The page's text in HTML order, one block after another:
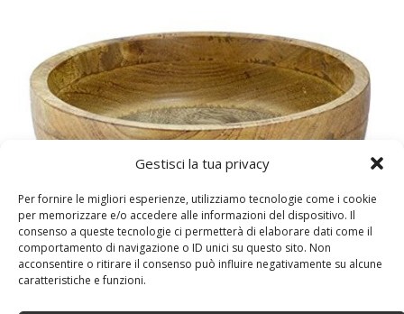
Gestisci la tua privacy
Per fornire le migliori esperienze, utilizziamo tecnologie come i cookie
per memorizzare e/o accedere alle informazioni del dispositivo. Il
consenso a queste tecnologie ci permetterà di elaborare dati come il
comportamento di navigazione o ID unici su questo sito. Non
acconsentire o ritirare il consenso può influire negativamente su alcune
caratteristiche e funzioni.
DM House Insalatiera grande in legno di mango, XXL,
24,5cm Ø x 9,5 cm di altezza, finitura a cera naturale
senza vernice artificiale. Fatto a mano, stile e design
unici.